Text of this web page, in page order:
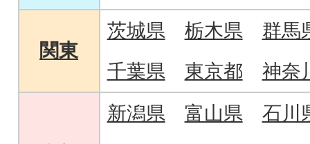
関東
茨城県 栃木県
群馬
千葉県
東京都 神奈
新潟県 富山県
石川